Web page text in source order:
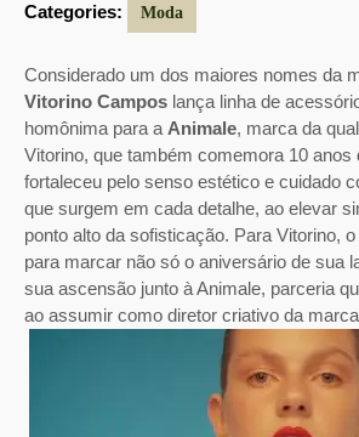
Categories: Moda
Considerado um dos maiores nomes da
Vitorino Campos lança linha de
homônima para a Animale, marca da
Vitorino, que também comemora 10 anos
fortaleceu pelo senso estético e cuidado
que surgem em cada detalhe, ao elevar
ponto alto da sofisticação. Para Vitorino,
para marcar não só o aniversário de sua
sua ascensão junto à Animale, parceria
ao assumir como diretor criativo da